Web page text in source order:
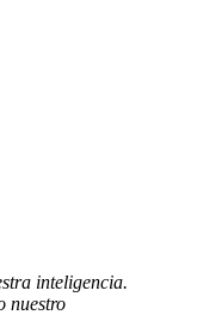
inteligencia.
nuestro